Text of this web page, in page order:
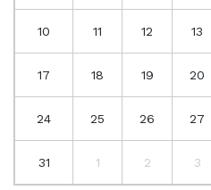
10 11 12 13
17 18 19 20
24 25 26 27
31 1 2 3